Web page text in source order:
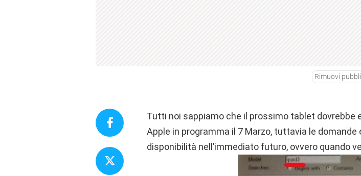
Rimuovi
Tutti noi sappiamo che il prossimo tablet dovrebbe
Apple in programma il 7 Marzo, tuttavia le
disponibilità nell’immediato futuro, ovvero quando